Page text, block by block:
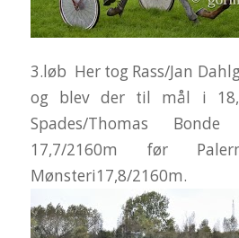
3.løb Her tog Rass/Jan
og blev der til mål i
Spades/Thomas
17,7/2160m før
Mønsteri17,8/2160m.